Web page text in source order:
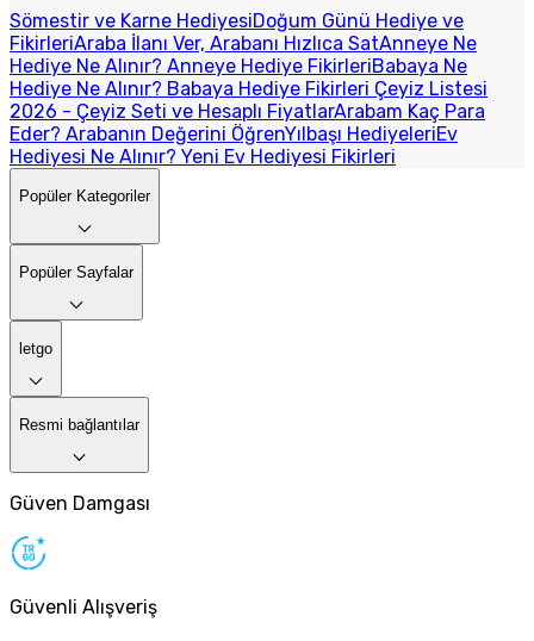
Sömestir ve Karne HediyesiDoğum Günü Hediye ve
FikirleriAraba İlanı Ver, Arabanı Hızlıca SatAnneye Ne
Hediye Ne Alınır? Anneye Hediye FikirleriBabaya Ne
Hediye Ne Alınır? Babaya Hediye Fikirleri Çeyiz Listesi
2026 - Çeyiz Seti ve Hesaplı FiyatlarArabam Kaç Para
Eder? Arabanın Değerini ÖğrenYılbaşı HediyeleriEv
Hediyesi Ne Alınır? Yeni Ev Hediyesi Fikirleri
Popüler Kategoriler
Popüler Sayfalar
letgo
Resmi bağlantılar
Güven Damgası
Güvenli Alışveriş